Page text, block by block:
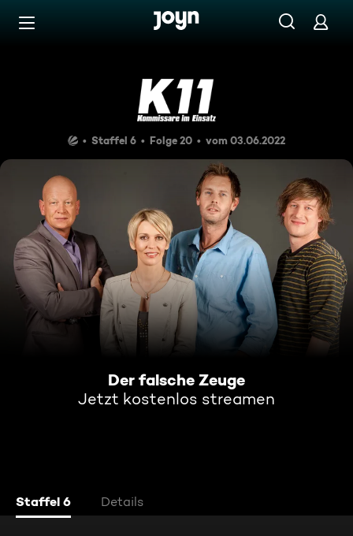
Zum Inhalt springen
Der falsche Zeuge
Staffel 6 Folge 20 vom 03.06.2022
Der falsche Zeuge
Jetzt kostenlos streamen
Staffel 6 Details